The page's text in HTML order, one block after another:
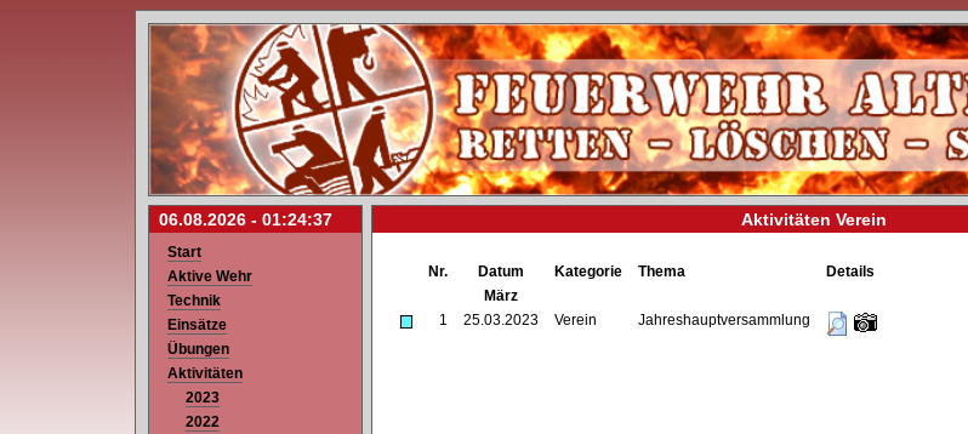
06.08.2026 - 01:24:37
Start
Aktive Wehr
Technik
Einsätze
Übungen
Aktivitäten
2023
2022
Aktivitäten Verein
Nr. Datum Kategorie Thema
Details
März
1
25.03.2023 Verein Jahreshauptversammlung